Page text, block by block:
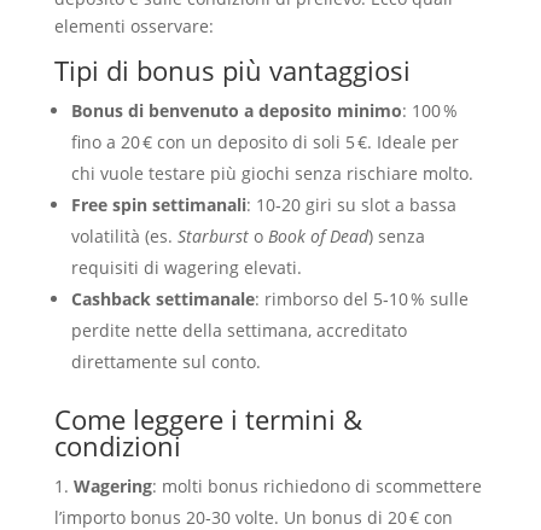
elementi osservare:
Tipi di bonus più vantaggiosi
Bonus di benvenuto a deposito minimo: 100 %
fino a 20 € con un deposito di soli 5 €. Ideale per
chi vuole testare più giochi senza rischiare molto.
Free spin settimanali: 10‑20 giri su slot a bassa
volatilità (es. Starbursto Book of Dead) senza
requisiti di wagering elevati.
Cashback settimanale: rimborso del 5‑10 % sulle
perdite nette della settimana, accreditato
direttamente sul conto.
Come leggere i termini &
condizioni
Wagering: molti bonus richiedono di scommettere
l’importo bonus 20‑30 volte. Un bonus di 20 € con